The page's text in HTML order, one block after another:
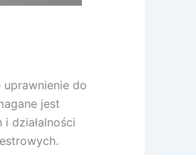
uprawnienie do
jest
działalności